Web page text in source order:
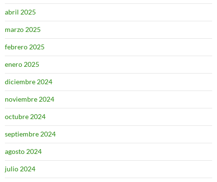
abril 2025
marzo 2025
febrero 2025
enero 2025
diciembre 2024
noviembre 2024
octubre 2024
septiembre 2024
agosto 2024
julio 2024